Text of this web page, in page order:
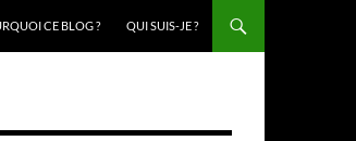
CE BLOG ? QUI SUIS-JE ?